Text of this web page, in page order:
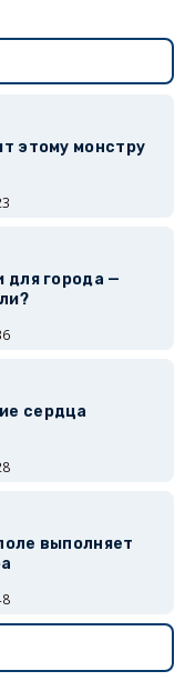
этому монстру
для города —
сердца
выполняет